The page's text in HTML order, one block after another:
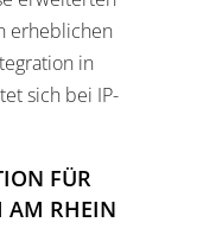
erheblichen
in
sich bei IP-
FÜR
AM RHEIN